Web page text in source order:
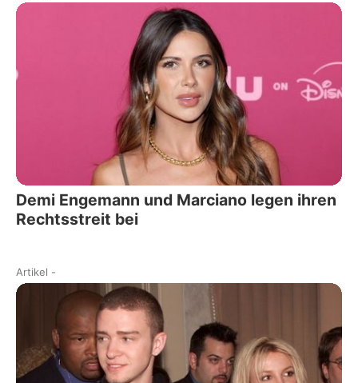
Demi Engemann und Marciano legen ihren
Rechtsstreit bei
Artikel -